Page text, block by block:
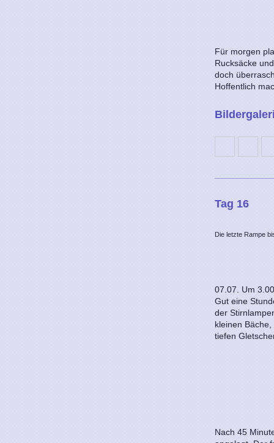
Für morgen
Rucksäcke
doch
Hoffentlich
Tag 16
Die letzte Rampe
07.07. Um
Gut eine
der
kleinen
tiefen
Nach 45